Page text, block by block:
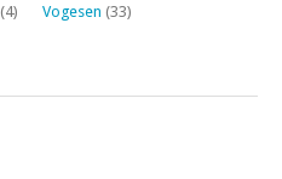
(4) Vogesen (33)